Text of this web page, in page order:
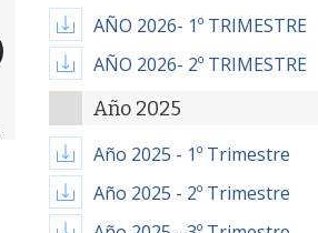
AÑO 2026- 1º TRIMESTRE
AÑO 2026- 2º TRIMESTRE
Año 2025
Año 2025 - 1º Trimestre
Año 2025 - 2º Trimestre